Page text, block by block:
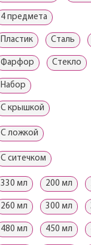
4 предмета
Пластик Сталь
Фарфор Стекло
Набор
С крышкой
С ложкой
С ситечком
330 мл 200 мл
260 мл 300 мл
480 мл 450 мл